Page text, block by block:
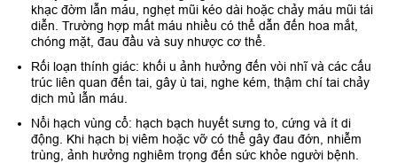
khạc đờm lẫn máu, nghẹt mũi kéo dài hoặc chảy máu mũi tái
diễn. Trường hợp mất máu nhiều có thể dẫn đến hoa mắt,
chóng mặt, đau đầu và suy nhược cơ thể.
Rối loạn thính giác: khối u ảnh hưởng đến vòi nhĩ và các cấu
trúc liên quan đến tai, gây ù tai, nghe kém, thậm chí tai chảy
dịch mủ lẫn máu.
Nổi hạch vùng cổ: hạch bạch huyết sưng to, cứng và ít di
động. Khi hạch bị viêm hoặc vỡ có thể gây đau đớn, nhiễm
trùng, ảnh hưởng nghiêm trọng đến sức khỏe người bệnh.